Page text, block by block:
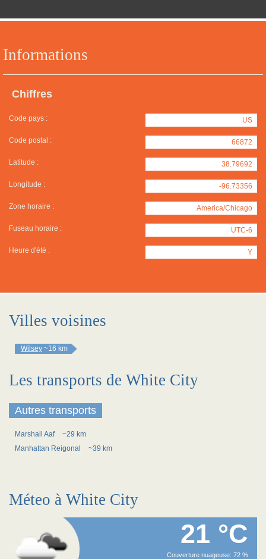
Informations
Chiffres
Code pays : US
Code postal : 66872
Latitude : 38.79692
Longitude : -96.73356
Zone horaire : America/Chicago
Fuseau horaire : UTC-6
Heure d'été : Y
Villes voisines
Wilsey ~16 km
Les transports de White City
Autres transports
Marshall Aaf
~29 km
Manhattan Reigonal
~39 km
Méteo à White City
21 °C
Couverture nuageuse: 72 %